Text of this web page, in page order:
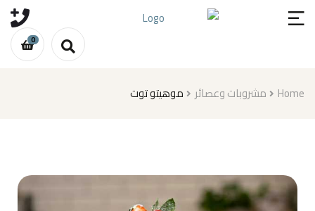
0
Home مشروبات وعصائر موهيتو توت